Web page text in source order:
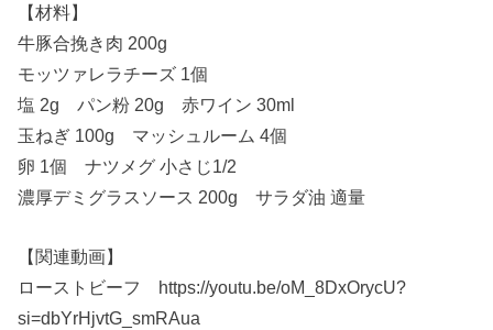
【材料】
牛豚合挽き肉 200g
モッツァレラチーズ 1個
塩 2g パン粉 20g 赤ワイン 30ml
玉ねぎ 100g マッシュルーム 4個
卵 1個 ナツメグ 小さじ1/2
濃厚デミグラスソース 200g サラダ油 適量
【関連動画】
ローストビーフ https://youtu.be/oM_8DxOrycU?
si=dbYrHjvtG_smRAua